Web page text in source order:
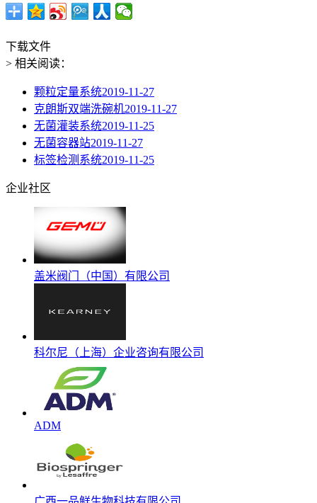
下载文件
> 相关阅读：
颗粒定量系统2019-11-27
克朗斯双端洗碗机2019-11-27
无菌灌装系统2019-11-25
无菌容器站2019-11-27
标签检测系统2019-11-25
企业社区
盖米阀门（中国）有限公司
科尔尼（上海）企业咨询有限公司
ADM